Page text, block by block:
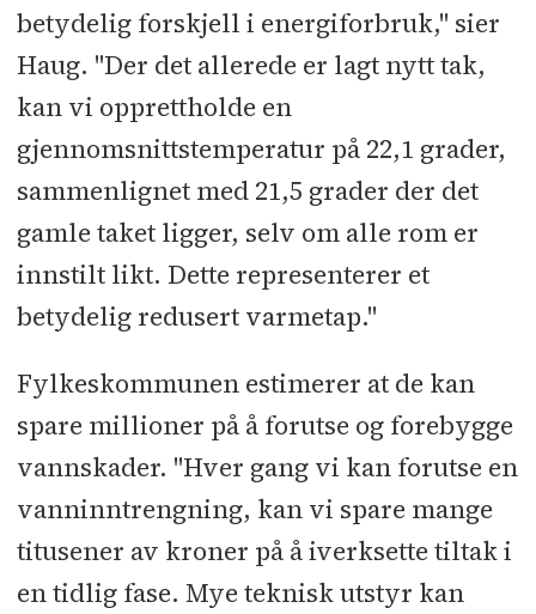
betydelig forskjell i energiforbruk," sier
Haug. "Der det allerede er lagt nytt tak,
kan vi opprettholde en
gjennomsnittstemperatur på 22,1 grader,
sammenlignet med 21,5 grader der det
gamle taket ligger, selv om alle rom er
innstilt likt. Dette representerer et
betydelig redusert varmetap."
Fylkeskommunen estimerer at de kan
spare millioner på å forutse og forebygge
vannskader. "Hver gang vi kan forutse en
vanninntrengning, kan vi spare mange
titusener av kroner på å iverksette tiltak i
en tidlig fase. Mye teknisk utstyr kan